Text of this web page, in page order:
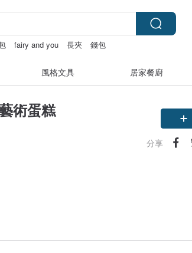
fairy and you 長夾 錢包
風格文具 居家餐廚
術蛋糕
分享